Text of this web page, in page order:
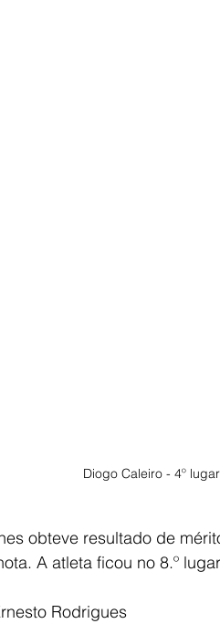
Diogo Caleiro - 4º
obteve resultado de
A atleta ficou no 8.º
Rodrigues